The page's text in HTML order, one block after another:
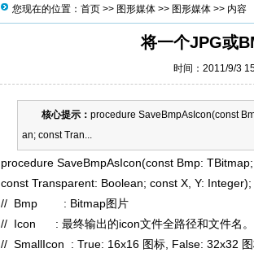
您现在的位置： 首页 >> 图形媒体 >> 图形媒体 >> 内容
将一个JPG或
时间：2011/9/3
核心提示： procedure SaveBmpAsIcon(const
an; const Tran...
procedure SaveBmpAsIcon(const Bmp:
const Transparent: Boolean; const X, Y: Integer);
// Bmp : Bitmap图片
// Icon : 最终输出的icon文件全路径和文件名。
// SmallIcon : True: 16x16 图标, False: 32x32